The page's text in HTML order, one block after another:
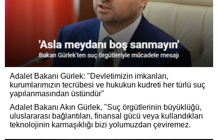
Adalet Bakanı Gürlek: "Devletimizin imkanları,
kurumlarımızın tecrübesi ve hukukun kudreti her türlü suç
yapılanmasından üstündür"
Adalet Bakanı Akın Gürlek, "Suç örgütlerinin büyüklüğü,
uluslararası bağlantıları, finansal gücü veya kullandıkları
teknolojinin karmaşıklığı bizi yolumuzdan çeviremez.